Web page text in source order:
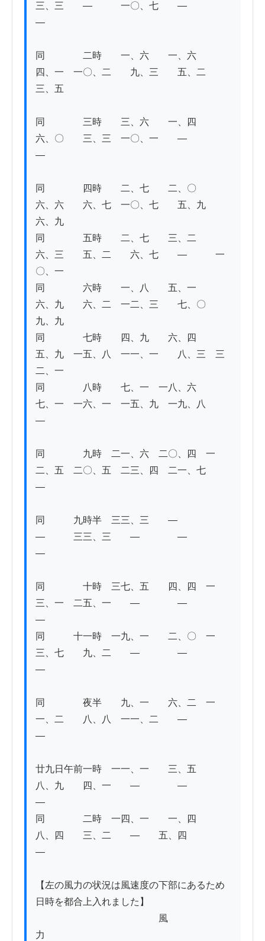
三、三　　―　　　一〇、七　　―
―
同　　　　二時　　一、六　　一、六
四、一　一〇、二　　九、三　　五、二
三、五
同　　　　三時　　三、六　　一、四
六、〇　　三、三　一〇、一　　―
―
同　　　　四時　　二、七　　二、〇
六、六　　六、七　一〇、七　　五、九
六、九
同　　　　五時　　二、七　　三、二
六、三　　五、二　　六、七　　―　　　一
〇、一
同　　　　六時　　一、八　　五、一
六、九　　六、二　一二、三　　七、〇
九、九
同　　　　七時　　四、九　　六、四
五、九　一五、八　一一、一　　八、三　三
二、一
同　　　　八時　　七、一　一八、六
七、一　一六、一　一五、九　一九、八
―
同　　　　九時　二一、六　二〇、四　一
二、五　二〇、五　二三、四　二一、七
―
同　　　九時半　三三、三　　―
―　　　三三、三　　―　　　　―
―
同　　　　十時　三七、五　　四、四　一
三、一　二五、一　　―　　　　―
―
同　　　十一時　一九、一　　二、〇　一
三、七　　九、二　　―　　　　―
―
同　　　　夜半　　九、一　　六、二　一
一、二　　八、八　一一、二　　―
―
廿九日午前一時　一一、一　　三、五
八、九　　四、一　　―　　　　―
―
同　　　　二時　一四、一　　一、四
八、四　　三、二　　―　　五、四
―
【左の風力の状況は風速度の下部にあるため
日時を都合上入れました】
風
力